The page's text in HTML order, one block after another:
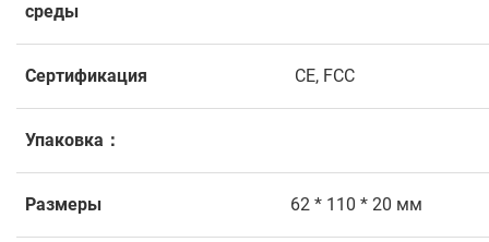
среды
Сертификация CE, FCC
Упаковка：
Размеры 62 * 110 * 20 мм